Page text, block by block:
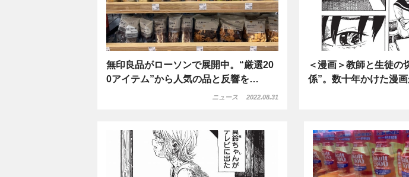
無印良品がローソンで展開中。“厳選20
0アイテム”から人気の品と反響を…
ニュース 2022.08.31
＜漫画＞教師と生徒の
係”。数十年かけた漫